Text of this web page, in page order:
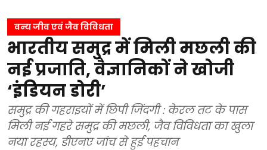
वन्य जीव एवं जैव विविधता
भारतीय समुद्र में मिली मछली की
नई प्रजाति, वैज्ञानिकों ने खोजी
‘इंडियन डोरी’
समुद्र की गहराइयों में छिपी जिंदगी : केरल तट के पास
मिली नई गहरे समुद्र की मछली, जैव विविधता का खुला
नया रहस्य, डीएनए जांच से हुई पहचान